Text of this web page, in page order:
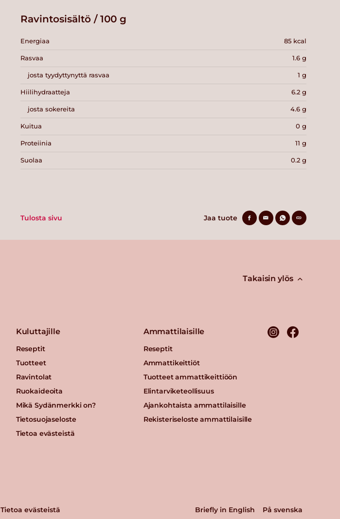
Ravintosisältö / 100 g
Energiaa 85 kcal
Rasvaa 1.6 g
josta tyydyttynyttä rasvaa 1 g
Hiilihydraatteja 6.2 g
josta sokereita 4.6 g
Kuitua 0 g
Proteiinia 11 g
Suolaa 0.2 g
Tulosta sivu Jaa tuote
Takaisin ylös
Kuluttajille
Reseptit
Tuotteet
Ravintolat
Ruokaideoita
Mikä Sydänmerkki on?
Tietosuojaseloste
Tietoa evästeistä
Ammattilaisille
Reseptit
Ammattikeittiöt
Tuotteet ammattikeittiöön
Elintarviketeollisuus
Ajankohtaista ammattilaisille
Rekisteriseloste ammattilaisille
Tietoa evästeistä Briefly in English På svenska